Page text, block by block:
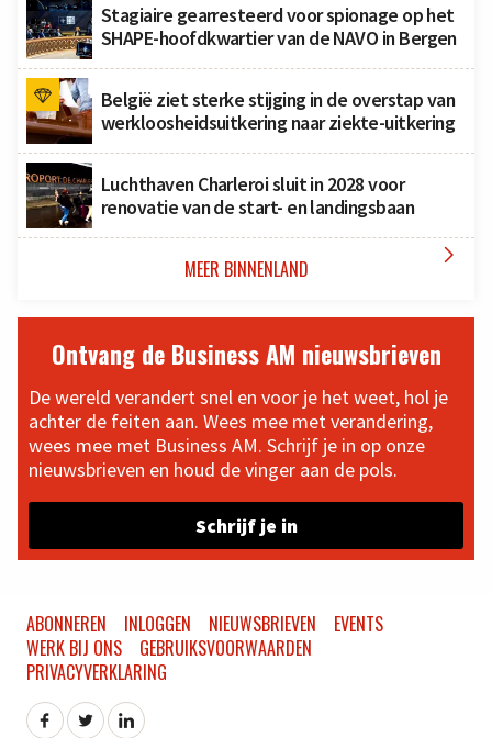
Stagiaire gearresteerd voor spionage op het
SHAPE-hoofdkwartier van de NAVO in Bergen
België ziet sterke stijging in de overstap van
werkloosheidsuitkering naar ziekte-uitkering
Luchthaven Charleroi sluit in 2028 voor
renovatie van de start- en landingsbaan
MEER BINNENLAND 
Ontvang de Business AM nieuwsbrieven
De wereld verandert snel en voor je het weet, hol je
achter de feiten aan. Wees mee met verandering,
wees mee met Business AM. Schrijf je in op onze
nieuwsbrieven en houd de vinger aan de pols.
Schrijf je in
ABONNEREN INLOGGEN NIEUWSBRIEVEN
EVENTS
WERK BIJ ONS
GEBRUIKSVOORWAARDEN
PRIVACYVERKLARING